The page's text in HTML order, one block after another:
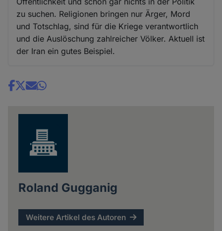
zu suchen. Religionen bringen nur Ärger, Mord
und Totschlag, sind für die Kriege verantwortlich
und die Auslöschung zahlreicher Völker. Aktuell ist
der Iran ein gutes Beispiel.
Share
Roland Gugganig
Weitere Artikel des Autoren